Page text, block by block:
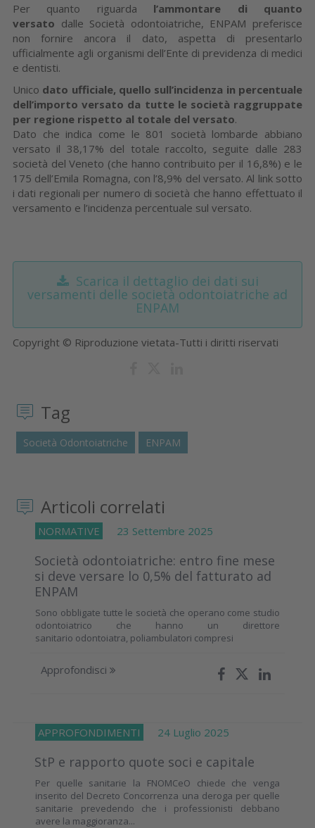
Per quanto riguarda l’ammontare di quanto
versato dalle Società odontoiatriche, ENPAM preferisce
non fornire ancora il dato, aspetta di presentarlo
ufficialmente agli organismi dell’Ente di previdenza di medici
e dentisti.
Unico dato ufficiale, quello sull’incidenza in percentuale
dell’importo versato da tutte le società raggruppate
per regione rispetto al totale del versato.
Dato che indica come le 801 società lombarde abbiano
versato il 38,17% del totale raccolto, seguite dalle 283
società del Veneto (che hanno contribuito per il 16,8%) e le
175 dell’Emila Romagna, con l’8,9% del versato. Al link sotto
i dati regionali per numero di società che hanno effettuato il
versamento e l’incidenza percentuale sul versato.
Scarica il dettaglio dei dati sui
versamenti delle società odontoiatriche ad
ENPAM
Copyright © Riproduzione vietata-Tutti i diritti riservati
Tag
Società Odontoiatriche ENPAM
Articoli correlati
NORMATIVE 23 Settembre 2025
Società odontoiatriche: entro fine mese
si deve versare lo 0,5% del fatturato ad
ENPAM
Sono obbligate tutte le società che operano come studio
odontoiatrico che hanno un direttore
sanitario odontoiatra, poliambulatori compresi
Approfondisci
APPROFONDIMENTI 24 Luglio 2025
StP e rapporto quote soci e capitale
Per quelle sanitarie la FNOMCeO chiede che venga
inserito del Decreto Concorrenza una deroga per quelle
sanitarie prevedendo che i professionisti debbano
avere la maggioranza...